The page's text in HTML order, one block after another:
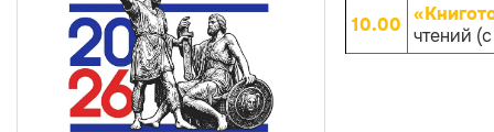
10.00 чтений